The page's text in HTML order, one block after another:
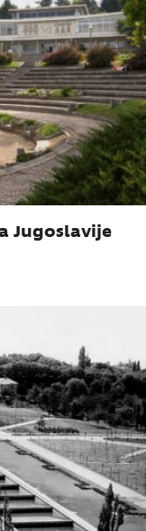
Jugoslavije